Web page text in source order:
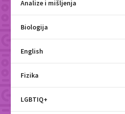
Analize i mišljenja
Biologija
English
Fizika
LGBTIQ+